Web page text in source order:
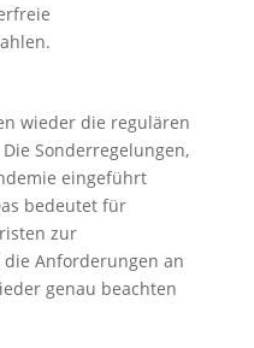
wieder die regulären
Sonderregelungen,
eingeführt
bedeutet für
zur
Anforderungen an
genau beachten